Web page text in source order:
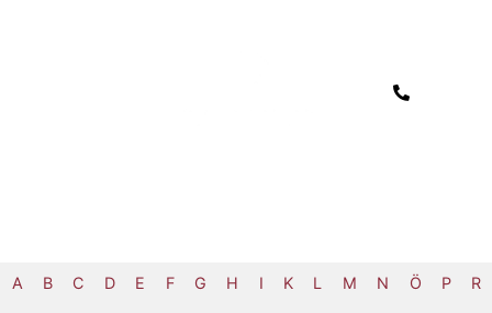
A B C D E F G H I K L M N Ö P R